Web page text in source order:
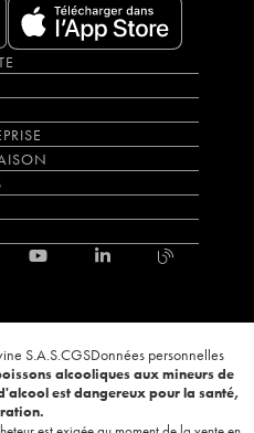
S.A.S.CGSDonnées personnelles
alcooliques aux mineurs de
est dangereux pour la santé,